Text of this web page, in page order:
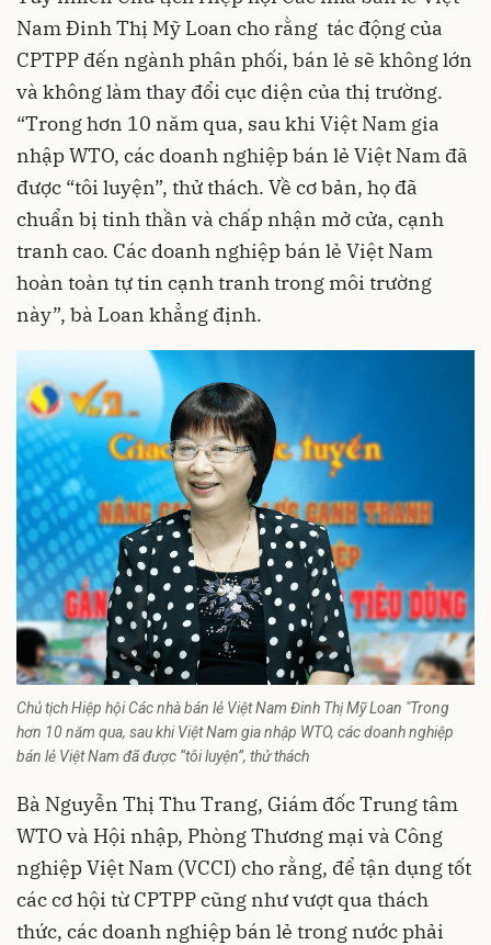
Nam Đinh Thị Mỹ Loan cho rằng tác động của
CPTPP đến ngành phân phối, bán lẻ sẽ không lớn
và không làm thay đổi cục diện của thị trường.
“Trong hơn 10 năm qua, sau khi Việt Nam gia
nhập WTO, các doanh nghiệp bán lẻ Việt Nam đã
được “tôi luyện”, thử thách. Về cơ bản, họ đã
chuẩn bị tinh thần và chấp nhận mở cửa, cạnh
tranh cao. Các doanh nghiệp bán lẻ Việt Nam
hoàn toàn tự tin cạnh tranh trong môi trường
này”, bà Loan khẳng định.
Chủ tịch Hiệp hội Các nhà bán lẻ Việt Nam Đinh Thị Mỹ Loan "Trong
hơn 10 năm qua, sau khi Việt Nam gia nhập WTO, các doanh nghiệp
bán lẻ Việt Nam đã được “tôi luyện”, thử thách
Bà Nguyễn Thị Thu Trang, Giám đốc Trung tâm
WTO và Hội nhập, Phòng Thương mại và Công
nghiệp Việt Nam (VCCI) cho rằng, để tận dụng tốt
các cơ hội từ CPTPP cũng như vượt qua thách
thức, các doanh nghiệp bán lẻ trong nước phải